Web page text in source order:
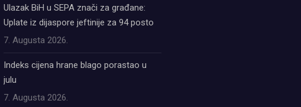
Ulazak BiH u SEPA znači za građane:
Uplate iz dijaspore jeftinije za 94 posto
7. Augusta 2026.
Indeks cijena hrane blago porastao u
julu
7. Augusta 2026.